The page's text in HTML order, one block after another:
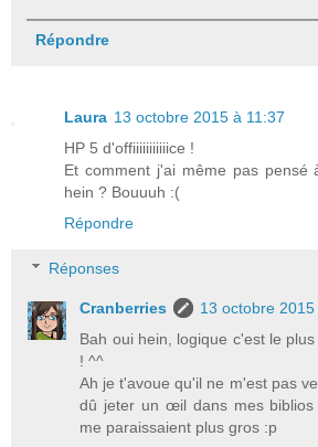
Répondre
Laura 13 octobre 2015 à 11:37
HP 5 d'offiiiiiiiiiiice !
Et comment j'ai même pas pensé
hein ? Bouuuh :(
Répondre
Réponses
Cranberries
13 octobre
Bah oui hein, logique c'est le
! ^^
Ah je t'avoue qu'il ne m'est pas
dû jeter un œil dans mes
me paraissaient plus gros :p